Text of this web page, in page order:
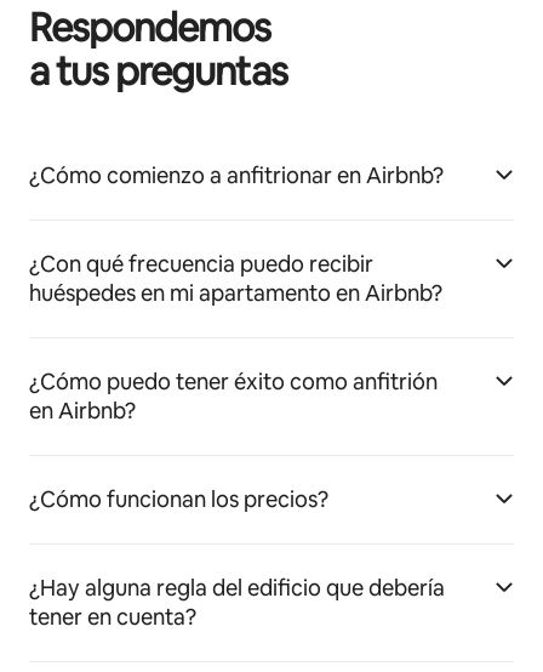
Respondemos
a tus preguntas
¿Cómo comienzo a anfitrionar en Airbnb?
¿Con qué frecuencia puedo recibir
huéspedes en mi apartamento en Airbnb?
¿Cómo puedo tener éxito como anfitrión
en Airbnb?
¿Cómo funcionan los precios?
¿Hay alguna regla del edificio que debería
tener en cuenta?